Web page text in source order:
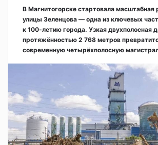
В Магнитогорске стартовала масштабная
улицы Зеленцова — одна из ключевых
к 100-летию города. Узкая двухполосная
протяжённостью 2 768 метров
современную четырёхполосную